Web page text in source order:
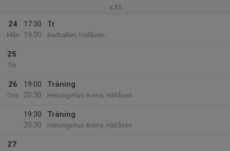
v.35
24
Mån
17:30
19:00
Tr
Badvallen, Hällåsen
25
Tis
26
Ons
19:00
20:30
Träning
Helsingehus Arena, Hällåsen
19:30
20:30
Träning
Helsingehus Arena, Hällåsen
27